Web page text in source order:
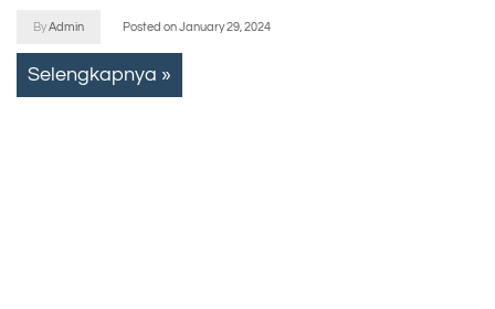
ByAdmin Posted onJanuary 29, 2024
Selengkapnya »